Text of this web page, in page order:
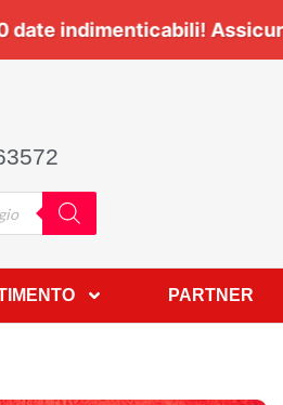
Vasco Rossi a Roma:Ben10
PARTNER